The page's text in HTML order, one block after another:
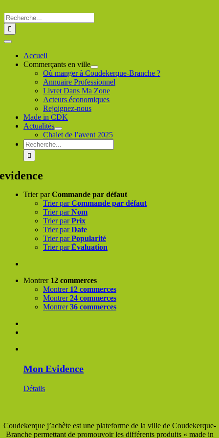
au
contenu
Rechercher
:
Toggle
NavigationAccueil
Commerçants en ville
Où manger à Coudekerque-Branche ?
Annuaire Professionnel
Livret Dans Ma Zone
Acteurs économiques
Rejoignez-nous
Made in CDK
Actualités
Chalet de l’avent 2025
Rechercher
:
evidence
Trier parCommande par défaut
Trier parCommande par défaut
Trier parNom
Trier parPrix
Trier parDate
Trier parPopularité
Trier parÉvaluation
Montrer 12 commerces
Montrer 12 commerces
Montrer24 commerces
Montrer36 commerces
Mon Evidence
Détails
Coudekerque j’achète est une plateforme de la ville de Coudekerque-
Branche permettant de promouvoir les différents produits « made in